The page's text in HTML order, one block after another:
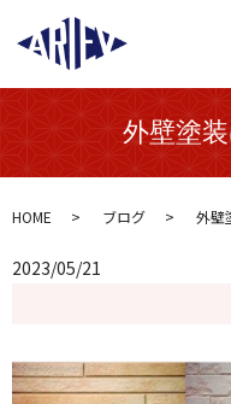
外壁塗
HOME ブログ 外壁
2023/05/21